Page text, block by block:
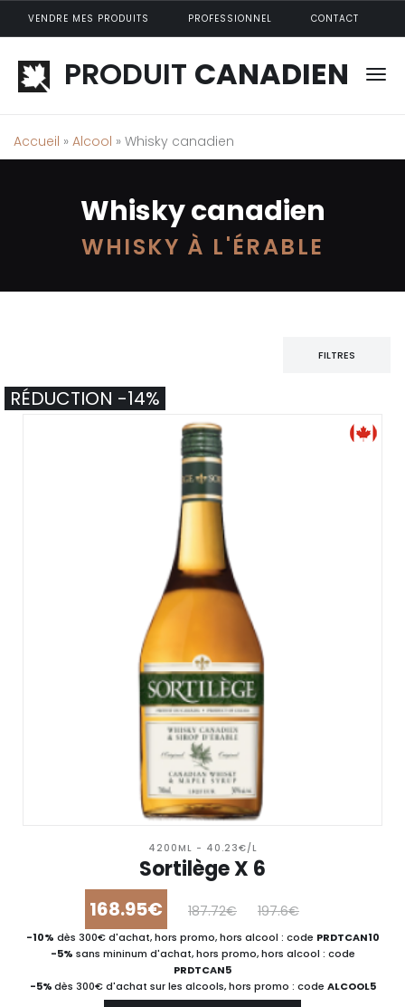
Aller au contenu principal
VENDRE MES PRODUITS PROFESSIONNEL CONTACT
PRODUIT CANADIEN
Accueil » Alcool » Whisky canadien
Whisky canadien
WHISKY À L'ÉRABLE
FILTRES
4200ML - 40.23€/L
Sortilège X 6
168.95€ 187.72€ 197.6€
-10% dès 300€ d'achat, hors promo, hors alcool : code PRDTCAN10
-5% sans mininum d'achat, hors promo, hors alcool : code
PRDTCAN5
-5%dès 300€ d'achat sur les alcools, hors promo : code ALCOOL5
RÉDUCTION -14%